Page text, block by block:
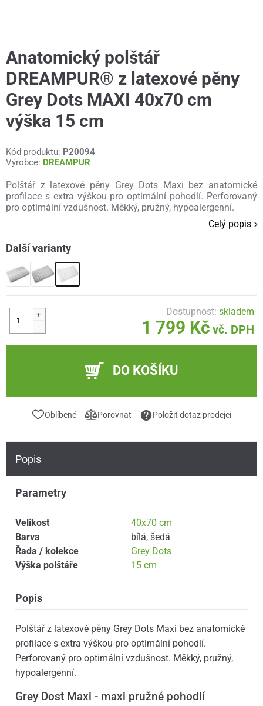
Anatomický polštář
DREAMPUR® z latexové pěny
Grey Dots MAXI 40x70 cm
výška 15 cm
Kód produktu: P20094
Výrobce: DREAMPUR
Polštář z latexové pěny Grey Dots Maxi bez anatomické
profilace s extra výškou pro optimální pohodlí. Perforovaný
pro optimální vzdušnost. Měkký, pružný, hypoalergenní.
Celý popis
Další varianty
+
-
Dostupnost:skladem
1 799 Kč vč. DPH
DO KOŠÍKU
Oblíbené Porovnat Položit dotaz prodejci
Popis
Parametry
Velikost
40x70 cm
Barva
bílá,šedá
Řada / kolekce
Grey Dots
Výška polštáře
15 cm
Popis
Polštář z latexové pěny Grey Dots Maxi bez anatomické
profilace s extra výškou pro optimální pohodlí.
Perforovaný pro optimální vzdušnost. Měkký, pružný,
hypoalergenní.
Grey Dost Maxi - maxi pružné pohodlí